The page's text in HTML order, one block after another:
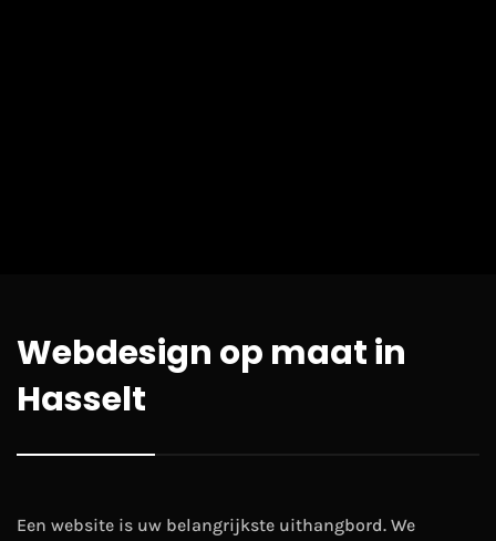
Webdesign op maat in
Hasselt
Een website is uw belangrijkste uithangbord. We